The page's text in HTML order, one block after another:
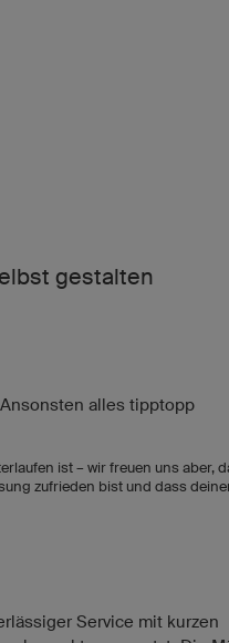
gestalten
alles tipptopp
ist – wir freuen uns aber,
zufrieden bist und dass
Service mit kurzen